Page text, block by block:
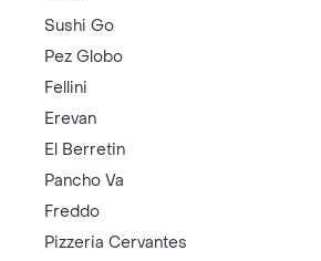
Sushi Go
Pez Globo
Fellini
Erevan
El Berretin
Pancho Va
Freddo
Pizzeria Cervantes